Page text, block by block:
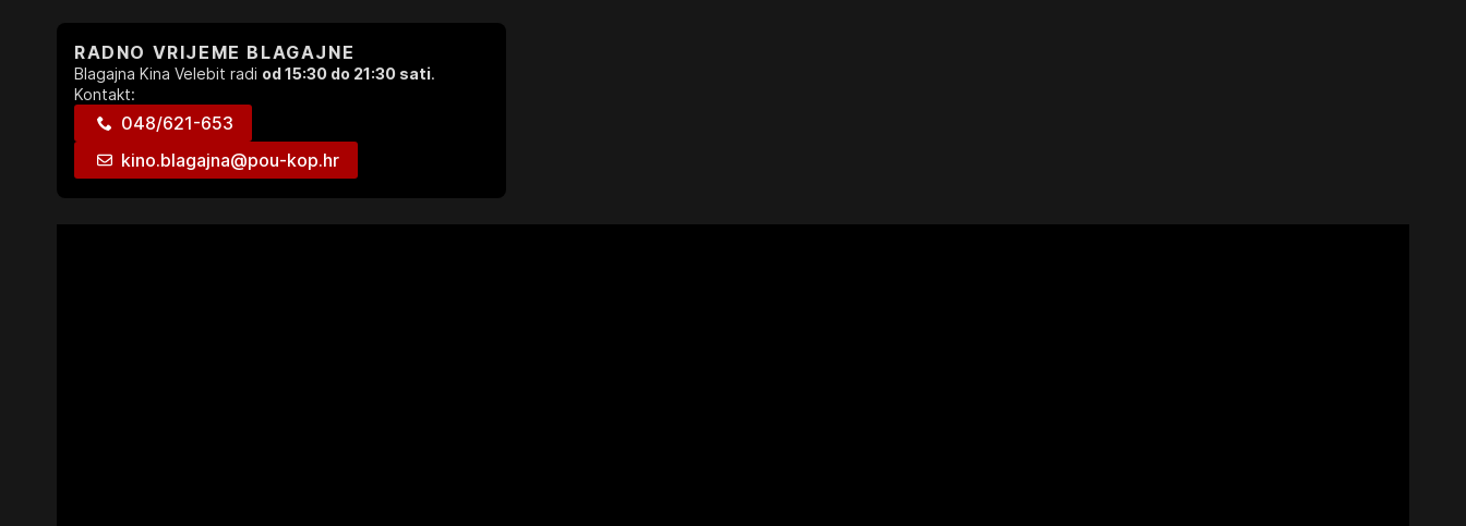
RADNO VRIJEME BLAGAJNE
Blagajna Kina Velebit radi od 15:30 do 21:30 sati.
Kontakt:
048/621-653
kino.blagajna@pou-kop.hr